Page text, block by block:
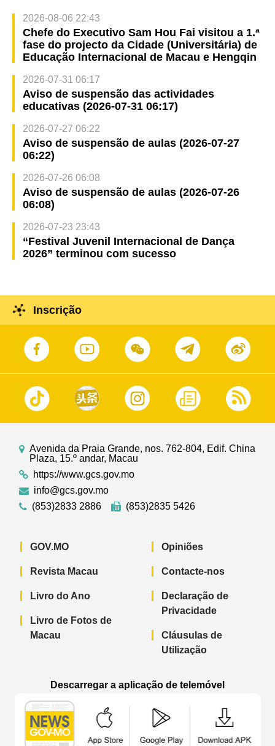
2026-08-06 22:43
Chefe do Executivo Sam Hou Fai visitou a 1.ª
fase do projecto da Cidade (Universitária) de
Educação Internacional de Macau e Hengqin
2026-07-31 06:17
Aviso de suspensão das actividades
educativas (2026-07-31 06:17)
2026-07-27 06:22
Aviso de suspensão de aulas (2026-07-27
06:22)
2026-07-26 06:08
Aviso de suspensão de aulas (2026-07-26
06:08)
2026-07-23 23:43
“Festival Juvenil Internacional de Dança
2026” terminou com sucesso
Inscrição
Avenida da Praia Grande, nos. 762-804, Edif. China
Plaza, 15.º andar, Macau
https://www.gcs.gov.mo
info@gcs.gov.mo
(853)2833 2886
(853)2835 5426
GOV.MO
Revista Macau
Livro do Ano
Livro de Fotos de
Macau
Opiniões
Contacte-nos
Declaração de
Privacidade
Cláusulas de
Utilização
Descarregar a aplicação de telemóvel